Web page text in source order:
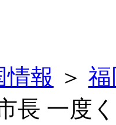
情報 ＞
一度